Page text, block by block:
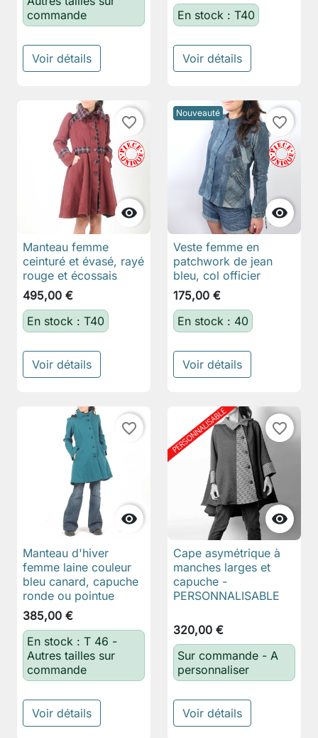
commande
Voir détails
En stock : T40
Voir détails

favorite_border
Manteau femme
ceinturé et évasé, rayé
rouge et écossais
495,00 €
En stock : T40
Voir détails
Nouveauté

favorite_border
Veste femme en
patchwork de jean
bleu, col officier
175,00 €
En stock : 40
Voir détails

favorite_border
Manteau d'hiver
femme laine couleur
bleu canard, capuche
ronde ou pointue
385,00 €
En stock : T 46 -
Autres tailles sur
commande
Voir détails

favorite_border
Cape asymétrique à
manches larges et
capuche -
PERSONNALISABLE
320,00 €
Sur commande - A
personnaliser
Voir détails